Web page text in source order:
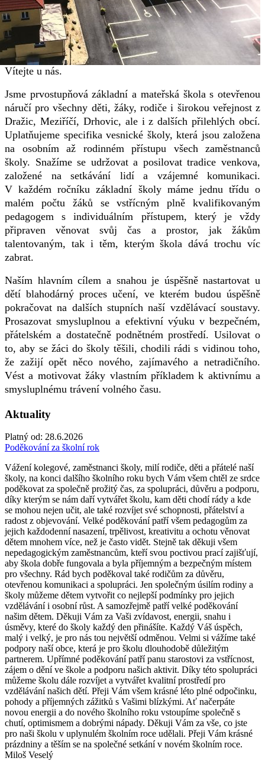
Vítejte u nás.
Jsme prvostupňová základní a mateřská škola s otevřenou
náručí pro všechny děti, žáky, rodiče i širokou veřejnost z
Dražic, Meziříčí, Drhovic, ale i z dalších přilehlých obcí.
Uplatňujeme specifika vesnické školy, která jsou založena
na osobním až rodinném přístupu všech zaměstnanců
školy. Snažíme se udržovat a posilovat tradice venkova,
založené na setkávání lidí a vzájemné komunikaci.
V každém ročníku základní školy máme jednu třídu o
malém počtu žáků se vstřícným plně kvalifikovaným
pedagogem s individuálním přístupem, který je vždy
připraven věnovat svůj čas a prostor, jak žákům
talentovaným, tak i těm, kterým škola dává trochu víc
zabrat.
Naším hlavním cílem a snahou je úspěšně nastartovat u
dětí blahodárný proces učení, ve kterém budou úspěšně
pokračovat na dalších stupních naší vzdělávací soustavy.
Prosazovat smysluplnou a efektivní výuku v bezpečném,
přátelském a dostatečně podnětném prostředí. Usilovat o
to, aby se žáci do školy těšili, chodili rádi s vidinou toho,
že zažijí opět něco nového, zajímavého a netradičního.
Vést a motivovat žáky vlastním příkladem k aktivnímu a
smysluplnému trávení volného času.
Aktuality
Platný od: 28.6.2026
Poděkování za školní rok
Vážení kolegové, zaměstnanci školy, milí rodiče, děti a přátelé naší
školy, na konci dalšího školního roku bych Vám všem chtěl ze srdce
poděkovat za společně prožitý čas, za spolupráci, důvěru a podporu,
díky kterým se nám daří vytvářet školu, kam děti chodí rády a kde
se mohou nejen učit, ale také rozvíjet své schopnosti, přátelství a
radost z objevování. Velké poděkování patří všem pedagogům za
jejich každodenní nasazení, trpělivost, kreativitu a ochotu věnovat
dětem mnohem více, než je často vidět. Stejně tak děkuji všem
nepedagogickým zaměstnancům, kteří svou poctivou prací zajišťují,
aby škola dobře fungovala a byla příjemným a bezpečným místem
pro všechny. Rád bych poděkoval také rodičům za důvěru,
otevřenou komunikaci a spolupráci. Jen společným úsilím rodiny a
školy můžeme dětem vytvořit co nejlepší podmínky pro jejich
vzdělávání i osobní růst. A samozřejmě patří velké poděkování
našim dětem. Děkuji Vám za Vaši zvídavost, energii, snahu i
úsměvy, které do školy každý den přinášíte. Každý Váš úspěch,
malý i velký, je pro nás tou největší odměnou. Velmi si vážíme také
podpory naší obce, která je pro školu dlouhodobě důležitým
partnerem. Upřímné poděkování patří panu starostovi za vstřícnost,
zájem o dění ve škole a podporu našich aktivit. Díky této spolupráci
můžeme školu dále rozvíjet a vytvářet kvalitní prostředí pro
vzdělávání našich dětí. Přeji Vám všem krásné léto plné odpočinku,
pohody a příjemných zážitků s Vašimi blízkými. Ať načerpáte
novou energii a do nového školního roku vstoupíme společně s
chutí, optimismem a dobrými nápady. Děkuji Vám za vše, co jste
pro naši školu v uplynulém školním roce udělali. Přeji Vám krásné
prázdniny a těším se na společné setkání v novém školním roce.
Miloš Veselý